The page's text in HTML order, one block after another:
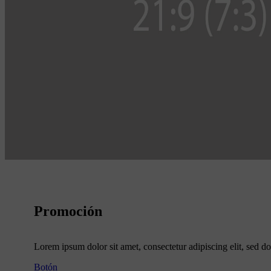
Promoción
Lorem ipsum dolor sit amet, consectetur adipiscing elit, sed
Botón